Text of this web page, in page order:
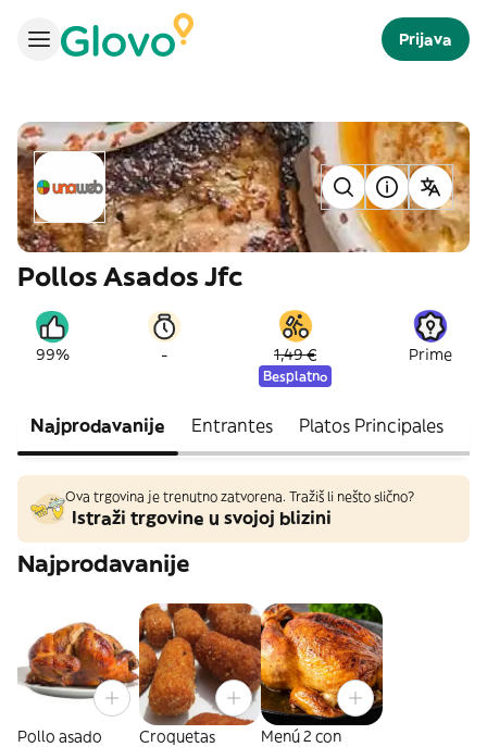
Prijava
Pollos Asados Jfc
99% - 1,49 €
Besplatno
Prime
Najprodavanije Entrantes Platos Principales
Ova trgovina je trenutno zatvorena. Tražiš li nešto slično?
Istraži trgovine u svojoj blizini
Najprodavanije
Pollo asado
Croquetas
Menú 2 con